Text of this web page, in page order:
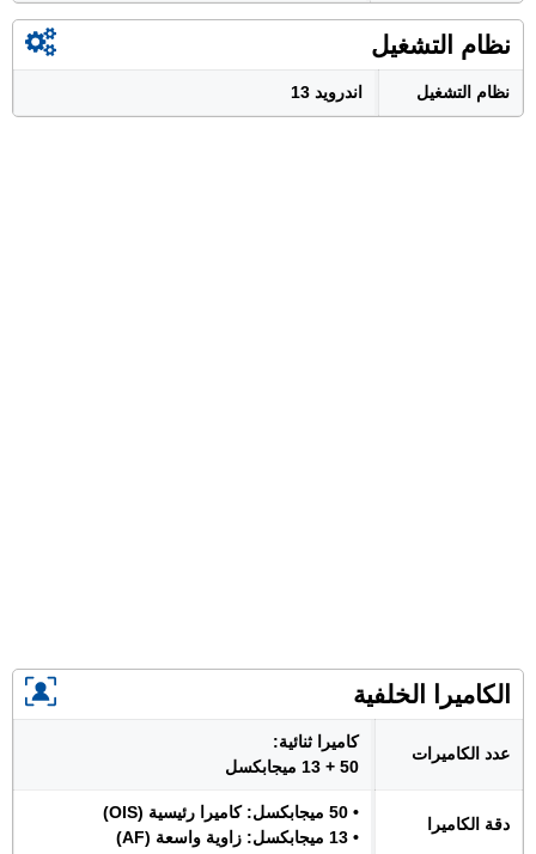
نظام التشغيل
نظام التشغيل اندرويد 13
الكاميرا الخلفية
عدد الكاميرات
كاميرا ثنائية:
50 + 13 ميجابكسل
دقة الكاميرا
• 50 ميجابكسل: كاميرا رئيسية (OIS)
• 13 ميجابكسل: زاوية واسعة (AF)